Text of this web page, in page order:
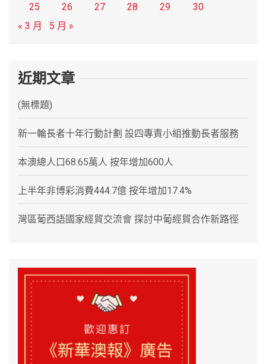
25
26 27 28 29
30
« 3 月
5 月 »
近期文章
(無標題)
新一輪長者十年行動計劃 設四專責小組推動長者服務
本澳總人口68.65萬人 按年增加600人
上半年非博彩消費444.7億 按年增加17.4%
灣區葡西語國家經貿交流會 探討中葡經貿合作新路徑